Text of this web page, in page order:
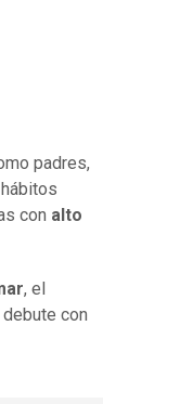
padres,
con alto
, el
con